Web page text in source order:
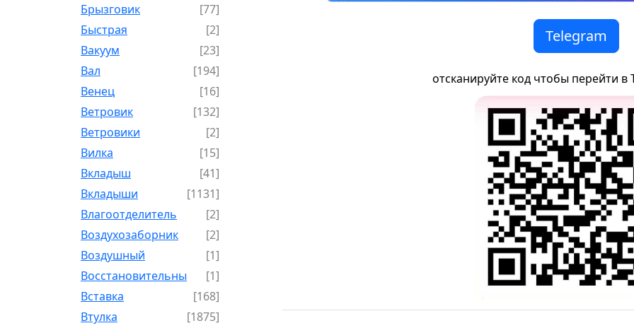
Брызговик
[77]
Быстрая
[2]
Вакуум
[23]
Вал
[194]
Венец
[16]
Ветровик
[132]
Ветровики
[2]
Вилка
[15]
Вкладыш
[41]
Вкладыши
[1131]
Влагоотделитель
[2]
Воздухозаборник
[2]
Воздушный
[1]
Восстановительный
[1]
Вставка
[168]
Втулка
[1875]
Telegram
отсканируйте код чтобы перейти в